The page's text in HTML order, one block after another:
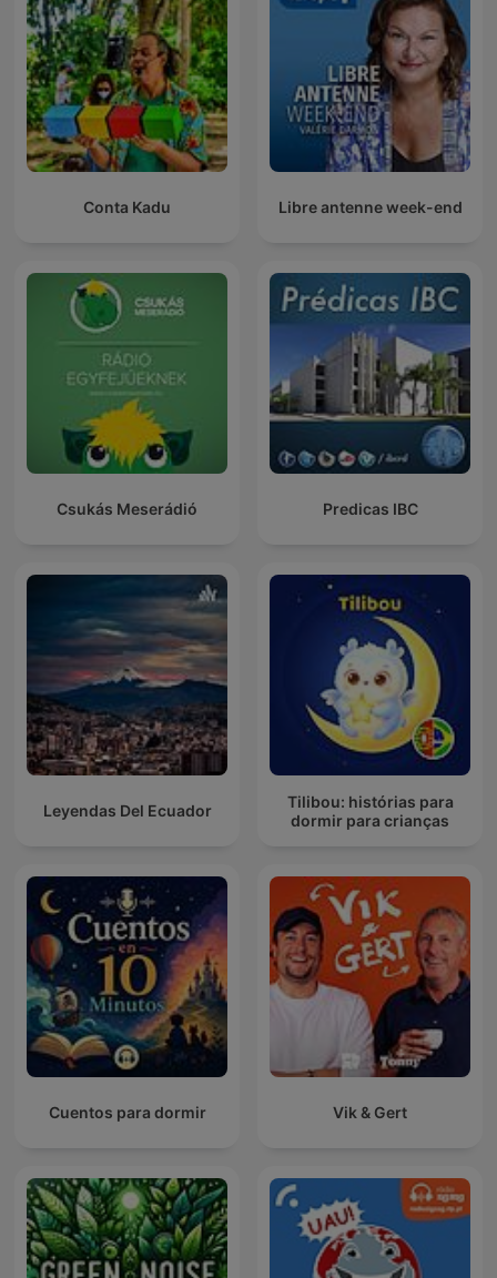
Conta Kadu Libre antenne week-end
Csukás Meserádió Predicas IBC
Leyendas Del Ecuador
Tilibou: histórias para
dormir para crianças
Cuentos para dormir Vik & Gert